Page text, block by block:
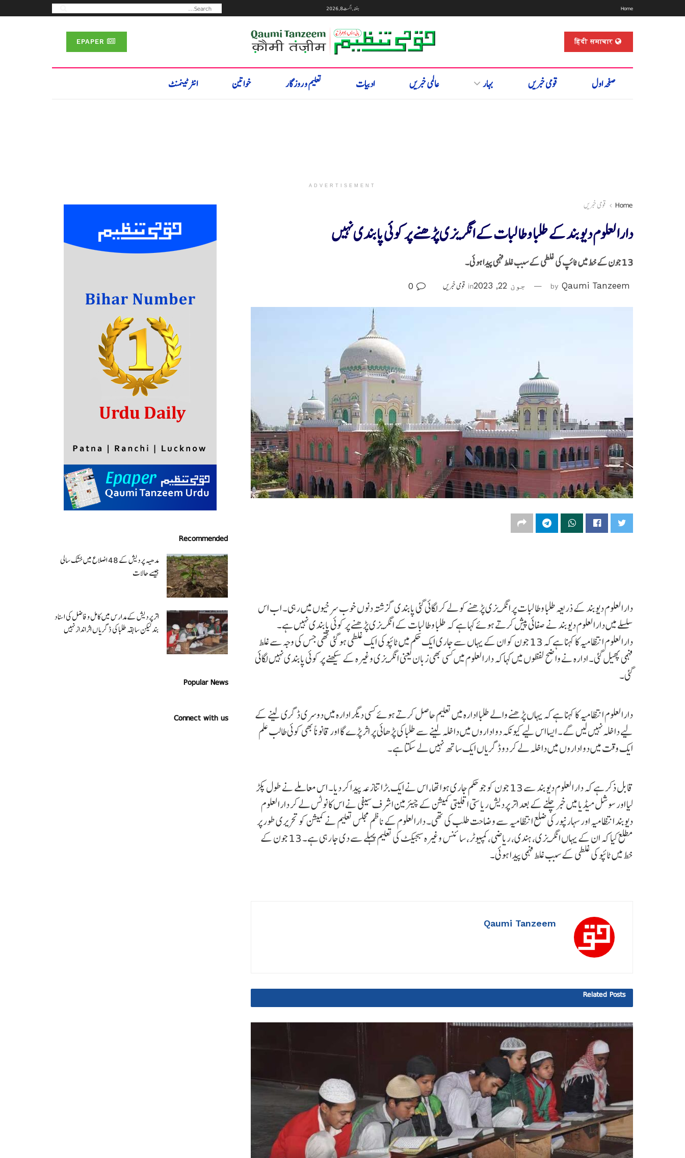
Home ہفتہ, اگست 8, 2026
हिंदी समाचार
صفحہ اول قومی خبریں بہار عالمی خبریں ادبیات تعلیم و روزگار خواتین انٹرٹینمنٹ
ADVERTISEMENT
Home قومی خبریں
دارالعلوم دیوبند کے طلبا و طالبات کے انگریزی پڑھنے پر کوئی پابندی نہیں
13 جون کے خط میں ٹائپ کی غلطی کے سبب غلط فہمی پیدا ہوئی۔
by Qaumi Tanzeem جون 22, 2023 in قومی خبریں
دارالعلوم دیوبند کے ذریعہ طلبا و طالبات پر انگریزی پڑھنے کو لے کر لگائی گئی پابندی گزشتہ دنوں خوب سرخیوں میں رہی۔ اب اس
سلسلے میں دارالعلوم دیوبند نے صفائی پیش کرتے ہوئے کہا ہے کہ طلبا و طالبات کے انگریزی پڑھنے پر کوئی پابندی نہیں ہے۔
دارالعلوم انتظامیہ کا کہنا ہے کہ 13 جون کو ان کے یہاں سے جاری ایک حکم میں ٹائپو کی ایک غلطی ہو گئی تھی جس کی وجہ سے غلط
فہمی پھیل گئی۔ ادارہ نے واضح لفظوں میں کہا کہ دارالعلوم میں کسی بھی زبان یعنی انگریزی وغیرہ کے سیکھنے پر کوئی پابندی نہیں لگائی
گئی۔
دارالعلوم انتظامیہ کا کہنا ہے کہ یہاں پڑھنے والے طلبا ادارہ میں تعلیم حاصل کرتے ہوئے کسی دیگر ادارہ میں دوسری ڈگری لینے کے
لیے داخلہ نہیں لیں گے۔ ایسا اس لیے کیونکہ دو اداروں میں داخلہ لینے سے طلبا کی پڑھائی پر اثر پڑے گا اور قانوناً بھی کوئی طالب علم
ایک وقت میں دو اداروں میں داخلہ لے کر دو ڈگریاں ایک ساتھ نہیں لے سکتا ہے۔
قابل ذکر ہے کہ دارالعلوم دیوبند سے 13 جون کو جو حکم جاری ہوا تھا، اس نے ایک بڑا تنازعہ پیدا کر دیا۔ اس معاملے نے طول پکڑ
لیا اور سوشل میڈیا میں خبر چلنے کے بعد اتر پردیش ریاستی اقلیتی کمیشن کے چیئرمین اشرف سیفی نے اس کا نوٹس لے کر دارالعلوم
دیوبند انتظامیہ اور سہارنپور کی ضلع انتظامیہ سے وضاحت طلب کی تھی۔ دارالعلوم کے ناظم مجلس تعلیم نے کمیشن کو تحریری طور پر
مطلع کیا کہ ان کے یہاں انگریزی، ہندی، ریاضی، کمپیوٹر، سائنس وغیرہ سبجیکٹ کی تعلیم پہلے سے دی جا رہی ہے۔ 13 جون کے
خط میں ٹائپو کی غلطی کے سبب غلط فہمی پیدا ہوئی۔
Qaumi Tanzeem
Related Posts
Recommended
مدھیہ پردیش کے 48 اضلاع میں خشک سالی
جیسے حالات
اتر پردیش کےمدارس میں کامل و فاضل کی اسناد
بند لیکن سابقہ طلبا کی ڈگریا ں اثرانداز نہیں
Popular News
Connect with us